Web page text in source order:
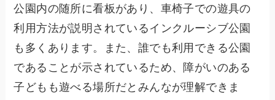
公園内の随所に看板があり、車椅子での遊具の
利用方法が説明されているインクルーシブ公園
も多くあります。また、誰でも利用できる公園
であることが示されているため、障がいのある
子どもも遊べる場所だとみんなが理解できま